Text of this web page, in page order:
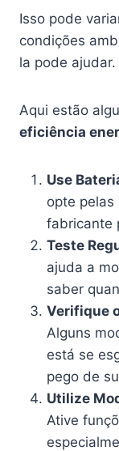
Isso pode
condições
la pode ajudar.
Aqui estão
eficiência
Use
opte
fabricante
Teste
ajuda a
saber
Verifique
Alguns
está se
pego de
Utilize
Ative